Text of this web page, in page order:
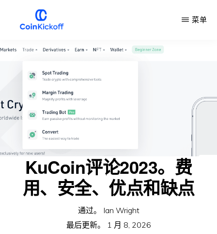
开
菜单
KuCoin评论2023。费
用、安全、优点和缺点
通过。 Ian Wright
最后更新。
1 月 8, 2026